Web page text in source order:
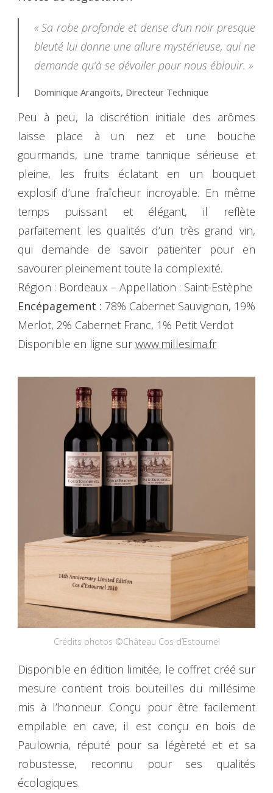
« Sa robe profonde et dense d’un noir presque
bleuté lui donne une allure mystérieuse, qui ne
demande qu’à se dévoiler pour nous éblouir. »
Dominique Arangoïts, Directeur Technique
Peu à peu, la discrétion initiale des arômes
laisse place à un nez et une bouche
gourmands, une trame tannique sérieuse et
pleine, les fruits éclatant en un bouquet
explosif d’une fraîcheur incroyable. En même
temps puissant et élégant, il reflète
parfaitement les qualités d’un très grand vin,
qui demande de savoir patienter pour en
savourer pleinement toute la complexité.
Région : Bordeaux – Appellation : Saint-Estèphe
Encépagement : 78% Cabernet Sauvignon, 19%
Merlot, 2% Cabernet Franc, 1% Petit Verdot
Disponible en ligne surwww.millesima.fr
Crédits photos ©Château Cos d’Estournel
Disponible en édition limitée, le coffret créé sur
mesure contient trois bouteilles du millésime
mis à l’honneur. Conçu pour être facilement
empilable en cave, il est conçu en bois de
Paulownia, réputé pour sa légèreté et et sa
robustesse, reconnu pour ses qualités
écologiques.